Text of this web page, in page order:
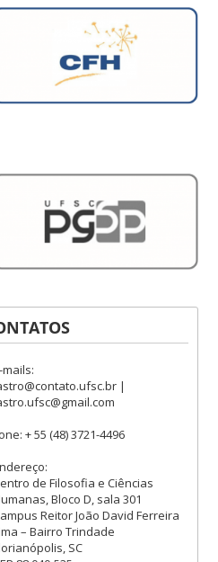
mails:
|
+ 55 (48) 3721-4496
de Filosofia e Ciências
Bloco D, sala 301
Reitor João David Ferreira
– Bairro Trindade
SC